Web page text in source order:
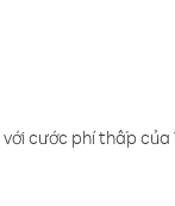
cước phí thấp của